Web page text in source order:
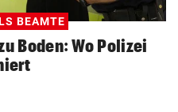
BEAMTE
Boden: Wo Polizei